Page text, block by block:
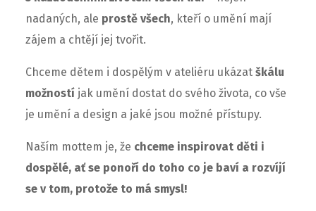
nadaných, ale prostě všech, kteří o umění mají
zájem a chtějí jej tvořit.
Chceme dětem i dospělým v ateliéru ukázat škálu
možností jak umění dostat do svého života, co vše
je umění a design a jaké jsou možné přístupy.
Naším mottem je, že chceme inspirovat děti i
dospělé, ať se ponoří do toho co je baví a rozvíjí
se v tom, protože to má smysl!